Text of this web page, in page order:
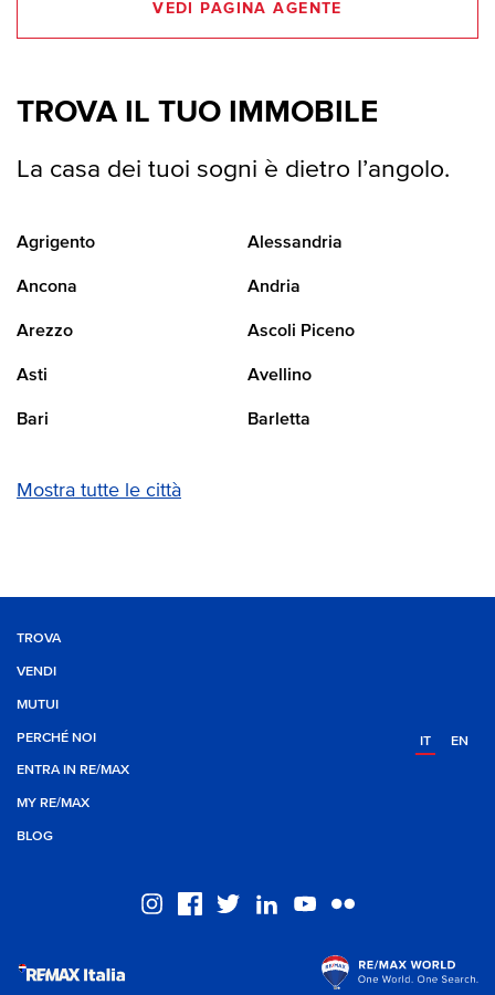
VEDI PAGINA AGENTE
TROVA IL TUO IMMOBILE
La casa dei tuoi sogni è dietro l’angolo.
Agrigento Alessandria
Ancona Andria
Arezzo Ascoli Piceno
Asti Avellino
Bari Barletta
Mostra tutte le città
TROVA
VENDI
MUTUI
PERCHÉ NOI
ENTRA IN RE/MAX
MY RE/MAX
BLOG
IT EN